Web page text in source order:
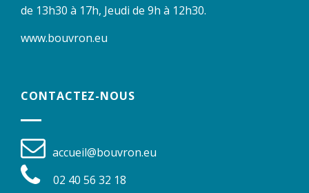
de 13h30 à 17h, Jeudi de 9h à 12h30.
www.bouvron.eu
CONTACTEZ-NOUS
accueil@bouvron.eu
02 40 56 32 18